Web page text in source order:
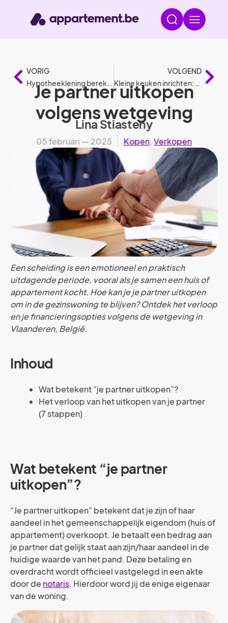
VORIG
Hypotheeklening berekenen (februari 2025)
VOLGEND
Kleine keuken inrichten: Veelgemaakte fouten en oplossingen
Je partner uitkopen
volgens wetgeving
Lina Stiasteny
05 februari — 2025 Kopen, Verkopen
Een scheiding is een emotioneel en praktisch
uitdagende periode, vooral als je samen een huis of
appartement kocht. Hoe kan je je partner uitkopen
om in de gezinswoning te blijven? Ontdek het verloop
en je financieringsopties volgens de wetgeving in
Vlaanderen, België.
Inhoud
Wat betekent “je partner uitkopen”?
Het verloop van het uitkopen van je partner
(7 stappen)
Wat betekent “je partner
uitkopen”?
“Je partner uitkopen” betekent dat je zijn of haar
aandeel in het gemeenschappelijk eigendom (huis of
appartement) overkoopt. Je betaalt een bedrag aan
je partner dat gelijk staat aan zijn/haar aandeel in de
huidige waarde van het pand. Deze betaling en
overdracht wordt officieel vastgelegd in een akte
door de notaris. Hierdoor word jij de enige eigenaar
van de woning.